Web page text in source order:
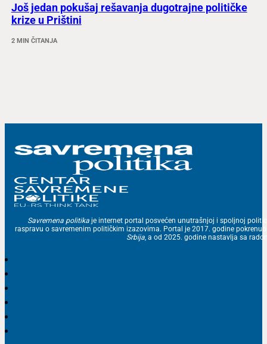
Još jedan pokušaj rešavanja dugotrajne političke
krize u Prištini
2 MIN ČITANJA
Savremena politika je internet portal posvećen unutrašnjoj i spoljnoj
raspravu o savremenim političkim izazovima. Portal je 2017. godine
Srbija, a od 2025. godine nastavlja sa